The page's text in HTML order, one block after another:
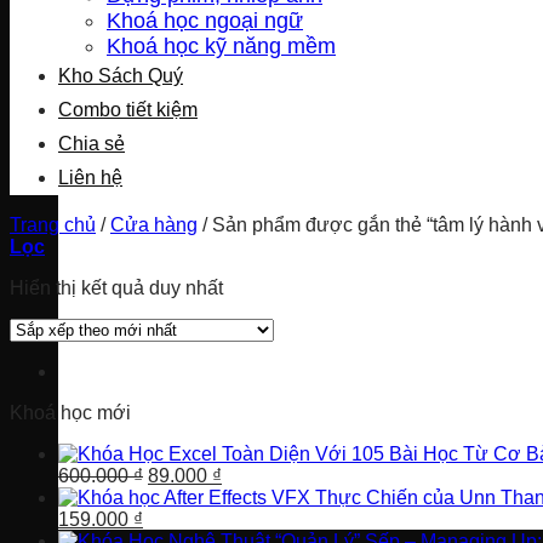
Khoá học ngoại ngữ
Khoá học kỹ năng mềm
Kho Sách Quý
Combo tiết kiệm
Chia sẻ
Liên hệ
Trang chủ / Cửa hàng /Sản phẩm được gắn thẻ “tâm lý hành
Lọc
Hiển thị kết quả duy nhất
Khoá học mới
600.000₫ Giá
gốc
89.000 ₫
hiện
Giá
159.000 ₫